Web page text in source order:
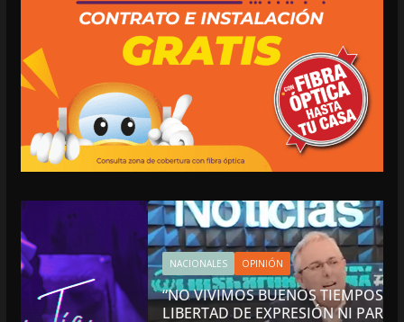
NACIONALES OPINIÓN
“NO VIVIMOS BUENOS TIEMPOS PARA LA
LIBERTAD DE EXPRESIÓN NI PARA LA